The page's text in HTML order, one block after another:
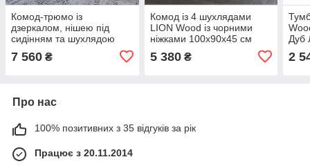
Комод-трюмо із
дзеркалом, нішею під
сидінням та шухлядою
(LION-041669)
7 560 ₴
Комод із 4 шухлядами
LION Wood із чорними
ніжками 100х90х45 см
(LION-042983)
5 380₴
Дуб
2
Про нас
100% позитивних з 35 відгуків за рік
Працює з 20.11.2014